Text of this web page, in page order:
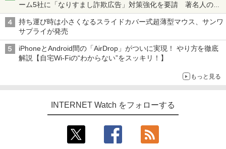
ーム5社に「なりすまし詐欺広告」対策強化を要請 著名人の写
真や映像を使った投資詐欺などへの対策として
持ち運び時は小さくなるスライドカバー式超薄型マウス、サンワ
サプライが発売
iPhoneとAndroid間の「AirDrop」がついに実現！ やり方を徹底
解説【自宅Wi-Fiの“わからない”をスッキリ！】
もっと見る
INTERNET Watch をフォローする